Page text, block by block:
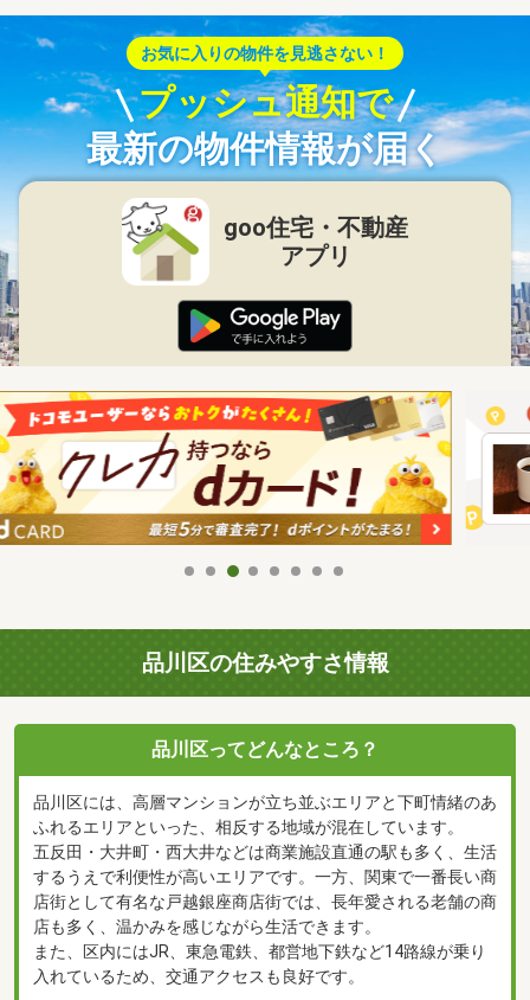
お気に入りの物件を見逃さない！
プッシュ通知で
最新の物件情報が届く
goo住宅・不動産
アプリ
品川区の住みやすさ情報
品川区ってどんなところ？
品川区には、高層マンションが立ち並ぶエリアと下町情緒のあ
ふれるエリアといった、相反する地域が混在しています。
五反田・大井町・西大井などは商業施設直通の駅も多く、生活
するうえで利便性が高いエリアです。一方、関東で一番長い商
店街として有名な戸越銀座商店街では、長年愛される老舗の商
店も多く、温かみを感じながら生活できます。
また、区内にはJR、東急電鉄、都営地下鉄など14路線が乗り
入れているため、交通アクセスも良好です。